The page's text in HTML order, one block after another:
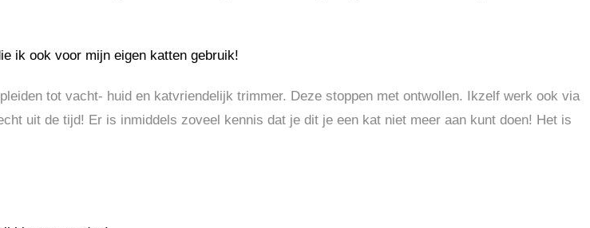
ik ook voor mijn eigen katten gebruik!
tot vacht- huid en katvriendelijk trimmer. Deze stoppen met ontwollen. Ikzelf werk ook via
uit de tijd! Er is inmiddels zoveel kennis dat je dit je een kat niet meer aan kunt doen! Het is